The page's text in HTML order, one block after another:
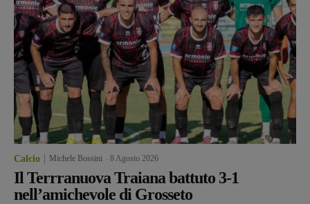
Calcio Michele Bossini 8 Agosto 2026
Il Terrranuova Traiana battuto 3-1
nell’amichevole di Grosseto